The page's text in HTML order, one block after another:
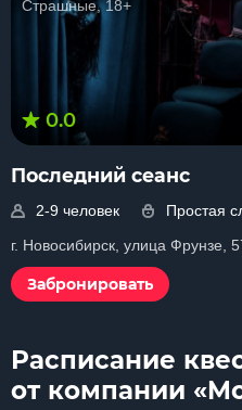
Страшные, 18+
0.0
Последний сеанс
2-9 человек
Простая
г. Новосибирск, улица Фрунзе,
Забронировать
Расписание
от компании